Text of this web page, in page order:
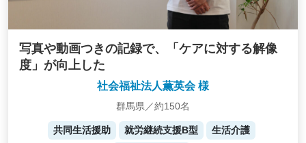
写真や動画つきの記録で、「ケアに対する解像
度」が向上した
社会福祉法人薫英会 様
群馬県／約150名
共同生活援助 就労継続支援B型
生活介護